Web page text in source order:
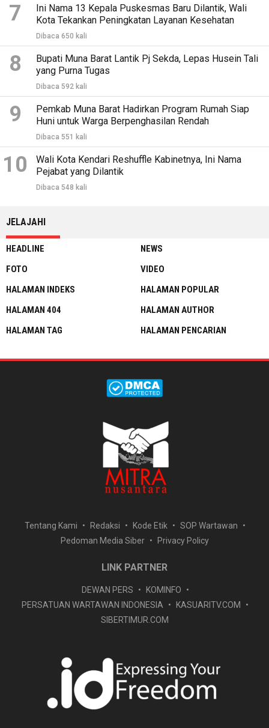
7
Ini Nama 13 Kepala Puskesmas Baru Dilantik, Wali
Kota Tekankan Peningkatan Layanan Kesehatan
Dibaca 650 kali
8
Bupati Muna Barat Lantik Pj Sekda, Lepas Husein Tali
yang Purna Tugas
Dibaca 592 kali
9
Pemkab Muna Barat Hadirkan Program Rumah Siap
Huni untuk Warga Berpenghasilan Rendah
Dibaca 551 kali
10
Wali Kota Kendari Reshuffle Kabinetnya, Ini Nama
Pejabat yang Dilantik
Dibaca 548 kali
JELAJAHI
HEADLINE
NEWS
FOTO
VIDEO
HALAMAN INDEKS
HALAMAN POPULAR
HALAMAN 404
HALAMAN AUTHOR
HALAMAN TAG
HALAMAN PENCARIAN
Tentang Kami Redaksi Kode Etik
SOP Wartawan
Pedoman Media Siber
Privacy Policy
LINK PARTNER
DEWAN PERS
KOMINFO
PERSATUAN WARTAWAN INDONESIA
KASUARITV.COM
SIBERTIMUR.COM